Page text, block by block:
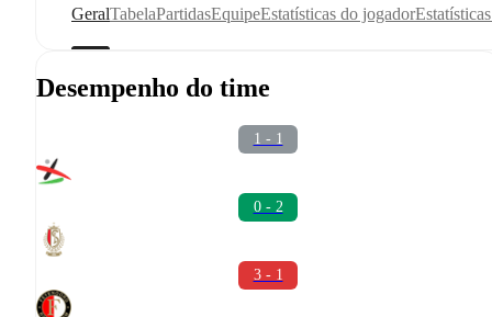
GeralTabelaPartidasEquipeEstatísticas do jogador
Desempenho do time
1 - 1
0 - 2
3 - 1